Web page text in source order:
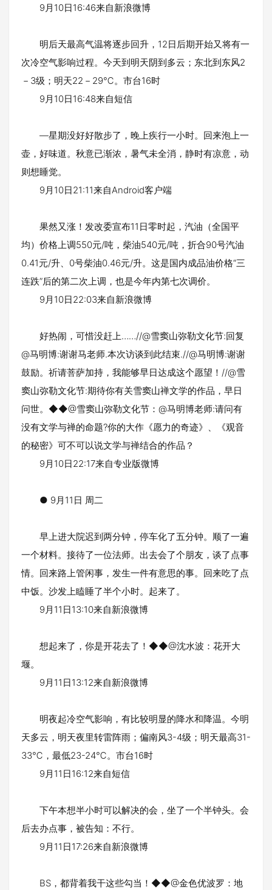
9月10日16:46来自新浪微博
明后天最高气温将逐步回升，12日后期开始又将有一
次冷空气影响过程。今天到明天阴到多云；东北到东风2
－3级；明天22－29℃。市台16时
9月10日16:48来自短信
—星期没好好散步了，晚上疾行一小时。回来泡上一
壶，好味道。秋意已渐浓，暑气未全消，静时有凉意，动
则想睡觉。
9月10日21:11来自Android客户端
果然又涨！发改委宣布11日零时起，汽油（全国平
均）价格上调550元/吨，柴油540元/吨，折合90号汽油
0.41元/升、0号柴油0.46元/升。这是国内成品油价格“三
连跌”后的第二次上调，也是今年内第七次调价。
9月10日22:03来自新浪微博
好热闹，可惜没赶上……//@雪窦山弥勒文化节:回复
@马明博:谢谢马老师.本次访谈到此结束.//@马明博:谢谢
鼓励。祈请菩萨加持，我能够早日达成这个愿望！//@雪
窦山弥勒文化节:期待你有关雪窦山禅文学的作品，早日
问世。◆◆@雪窦山弥勒文化节：@马明博老师:请问有
没有文学与禅的命题?你的大作《愿力的奇迹》、《观音
的秘密》可不可以说文学与禅结合的作品？
9月10日22:17来自专业版微博
● 9月11日 周二
早上进大院迟到两分钟，停车化了五分钟。顺了一遍
一个材料。接待了一位法师。出去会了个朋友，谈了点事
情。回来路上管闲事，发生一件有意思的事。回来吃了点
中饭。沙发上瞌睡了半个小时。起来了。
9月11日13:10来自新浪微博
想起来了，你是开花去了！◆◆@沈水波：花开大
堰。
9月11日13:12来自新浪微博
明夜起冷空气影响，有比较明显的降水和降温。今明
天多云，明天夜里转雷阵雨；偏南风3-4级；明天最高31-
33℃，最低23-24℃。市台16时
9月11日16:12来自短信
下午本想半小时可以解决的会，坐了一个半钟头。会
后去办点事，被告知：不行。
9月11日17:26来自新浪微博
BS，都背着我干这些勾当！◆◆@金色优波罗：地